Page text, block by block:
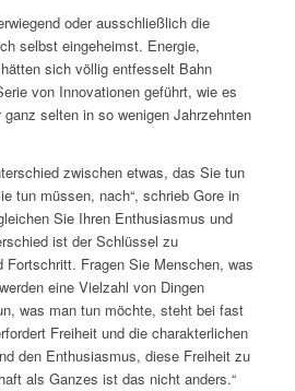
oder ausschließlich die
selbst eingeheimst. Energie,
sich völlig entfesselt Bahn
von Innovationen geführt, wie es
selten in so wenigen Jahrzehnten
zwischen etwas, das Sie tun
tun müssen, nach“, schrieb Gore in
Sie Ihren Enthusiasmus und
ist der Schlüssel zu
Fortschritt. Fragen Sie Menschen, was
eine Vielzahl von Dingen
was man tun möchte, steht bei fast
Freiheit und die charakterlichen
den Enthusiasmus, diese Freiheit zu
als Ganzes ist das nicht anders.“